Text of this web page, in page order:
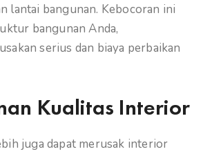
lantai bangunan. Kebocoran ini
bangunan Anda,
serius dan biaya perbaikan
Kualitas Interior
juga dapat merusak interior